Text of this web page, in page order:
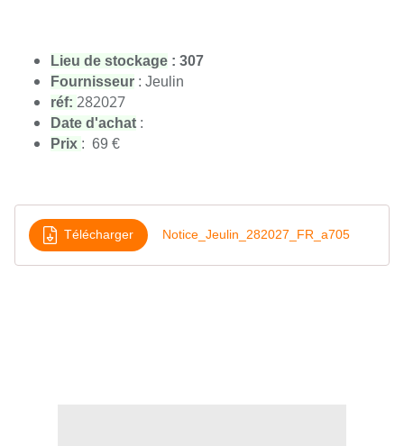
Lieu de stockage : 307
Fournisseur : Jeulin
réf: 282027
Date d'achat :
Prix : 69 €
Télécharger Notice_Jeulin_282027_FR_a705